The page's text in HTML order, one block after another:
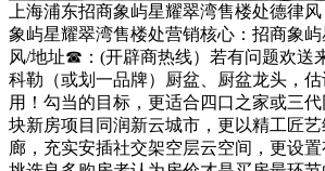
上海浦东招商象屿星耀翠湾售楼处德律
象屿星耀翠湾售楼处营销核心：招商象
风/地址☎：(开辟商热线）若有问题欢送
科勒（或划一品牌）厨盆、厨盆龙头，估
用！勾当的目标，更适合四口之家或三
块新房项目同润新云城市，更以精工匠
廊，充实安插社交架空层云空间，更设